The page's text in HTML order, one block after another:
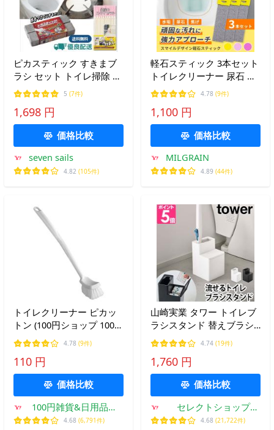
ピカスティック すきまブ
ラシ セット トイレ掃除 尿
石 落とし 黄ばみ 黒ずみク
リーナー
5 (7件)
1,698 円
価格比較
seven sails
4.82 (105件)
軽石スティック 3本セット
トイレクリーナー 尿石 除
去 トイレ掃除 強力 ブラシ
黒ずみ 黄ばみ 落とし 年末
新生活 大掃除 爆買 爆買
4.78 (9件)
1,100 円
価格比較
MILGRAIN
4.89 (44件)
トイレクリーナー ピカッ
トン (100円ショップ 100円
均一 100均一 100均)
4.78 (9件)
110 円
価格比較
100円雑貨&日用品卸-
BABABA
4.68 (6,791件)
山崎実業 タワー トイレブ
ラシスタンド 替えブラシ
収納付き流せるトイレブラ
シスタンド 5722 5723 ト
イレブラシ立て
4.74 (19件)
1,760 円
価格比較
セレクトショップ
AQUA・アクア
4.68 (21,722件)